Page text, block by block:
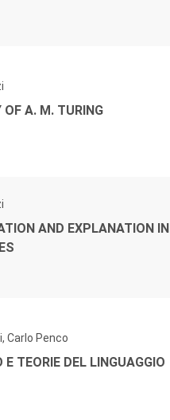
OF A. M. TURING
AND EXPLANATION IN
Carlo Penco
E TEORIE DEL LINGUAGGIO